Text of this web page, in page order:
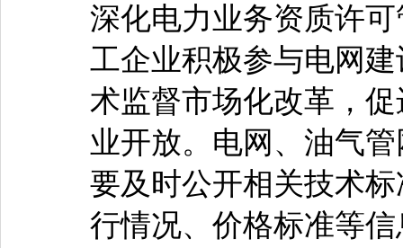
深化电力业务资质许
工企业积极参与电网
术监督市场化改革，
业开放。电网、油气
要及时公开相关技术
行情况、价格标准等